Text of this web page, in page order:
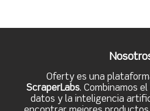
Oferty es una
ScraperLabs. Combinamos
datos y la inteligencia